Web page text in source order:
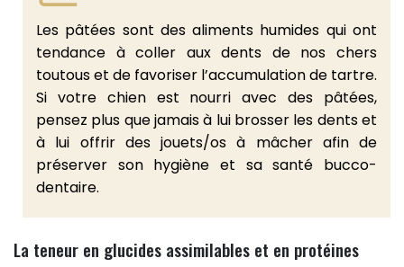
Les pâtées sont des aliments humides qui ont
tendance à coller aux dents de nos chers
toutous et de favoriser l’accumulation de tartre.
Si votre chien est nourri avec des pâtées,
pensez plus que jamais à lui brosser les dents et
à lui offrir des jouets/os à mâcher afin de
préserver son hygiène et sa santé bucco-
dentaire.
La teneur en glucides assimilables et en protéines